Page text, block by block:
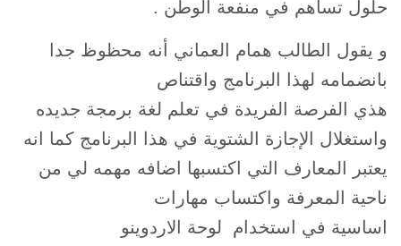
حلول تساهم في منفعة الوطن .
و يقول الطالب همام العماني أنه محظوظ جدا
بانضمامه لهذا البرنامج واقتناص
هذي الفرصة الفريدة في تعلم لغة برمجة جديده
واستغلال الإجازة الشتوية في هذا البرنامج كما انه
يعتبر المعارف التي اكتسبها اضافه مهمه لي من
ناحية المعرفة واكتساب مهارات
اساسية في استخدام لوحة الاردوينو